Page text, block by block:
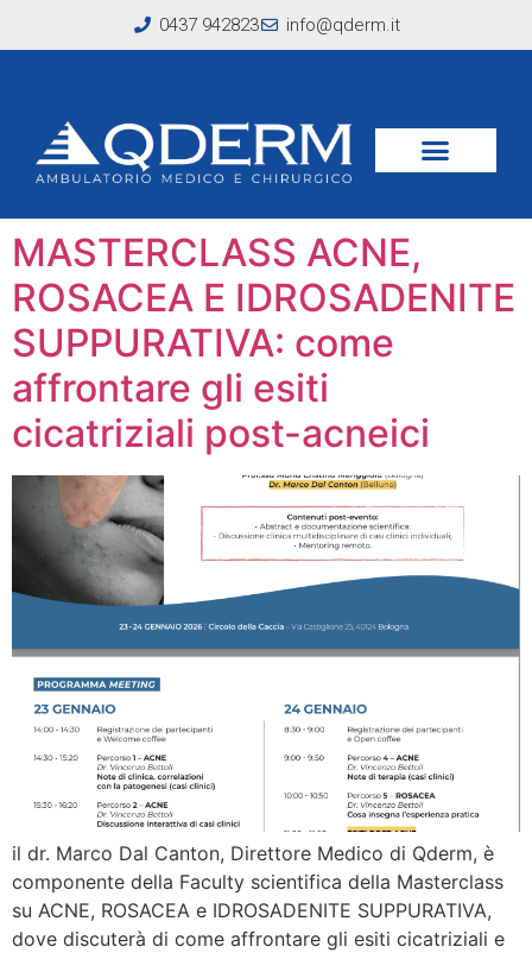
0437 942823 info@qderm.it
Tag:cicatrici post-
acneiche
MASTERCLASS ACNE,
ROSACEA E IDROSADENITE
SUPPURATIVA: come
affrontare gli esiti
cicatriziali post-acneici
il dr. Marco Dal Canton, Direttore Medico di Qderm, è
componente della Faculty scientifica della Masterclass
su ACNE, ROSACEA e IDROSADENITE SUPPURATIVA,
dove discuterà di come affrontare gli esiti cicatriziali e